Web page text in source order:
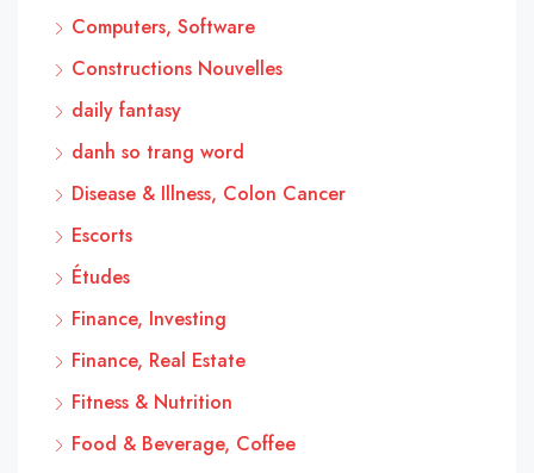
Computers, Software
Constructions Nouvelles
daily fantasy
danh so trang word
Disease & Illness, Colon Cancer
Escorts
Études
Finance, Investing
Finance, Real Estate
Fitness & Nutrition
Food & Beverage, Coffee